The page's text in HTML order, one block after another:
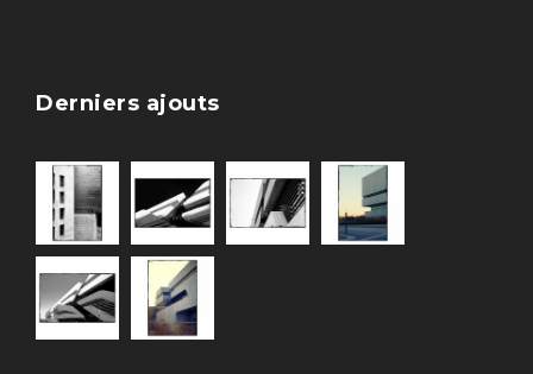
Derniers ajouts